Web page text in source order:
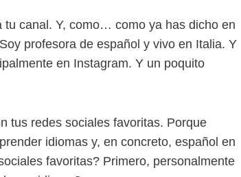
canal. Y, como… como ya has dicho en
profesora de español y vivo en Italia. Y
en Instagram. Y un poquito
tus redes sociales favoritas. Porque
idiomas y, en concreto, español en
favoritas? Primero, personalmente